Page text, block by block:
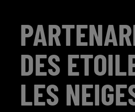
DES
LES